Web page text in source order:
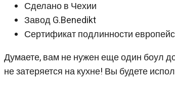
Сделано в Чехии
Завод G.Benedikt
Сертификат подлинности
Думаете, вам не нужен еще один боул
не затеряется на кухне! Вы будете